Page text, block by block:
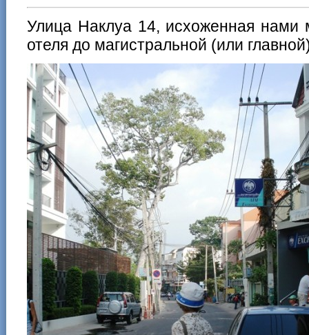
Улица Наклуа 14, исхоженная нами
отеля до магистральной (или